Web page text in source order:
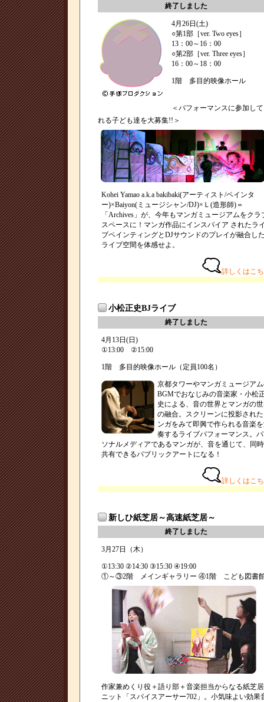
終了しました
4月26日(土)
○第1部［ver. Two eyes］
13：00～16：00
○第2部［ver. Three eyes］
16：00～18：00
1階 多目的映像ホール
＜パフォーマンスに参加し
れる子ども達を大募集!!＞
Kohei Yamao a.k.a bakibaki(アーティスト/ペインタ
ー)×Baiyon(ミュージシャン/DJ)×Ｌ(造形師)＝
「Archives」が、今年もマンガミュージアムをクラ
スペースに！マンガ作品にインスパイア されたラ
ブペインティングとDJサウンドのプレイが融合し
ライブ空間を体感せよ。
詳しくはこ
小松正史BJライブ
終了しました
4月13日(日)
①13:00 ②15:00
1階 多目的映像ホール（定員100名）
京都タワーやマンガミュージア
BGMでおなじみの音楽家・小松
史による、音の世界とマンガの
の融合。スクリーンに投影され
ンガをみて即興で作られる音楽
奏するライブパフォーマンス。
ソナルメディアであるマンガが、音を通じて、同
共有できるパブリックアートになる！
詳しくはこ
新しひ紙芝居～高速紙芝居～
終了しました
3月27日（木）
①13:30 ②14:30 ③15:30 ④19:00
①～③2階 メインギャラリー ④1階 こども図書
作家兼めくり役＋語り部＋音楽担当からなる紙芝
ニット「スパイスアーサー702」。小気味よい効果